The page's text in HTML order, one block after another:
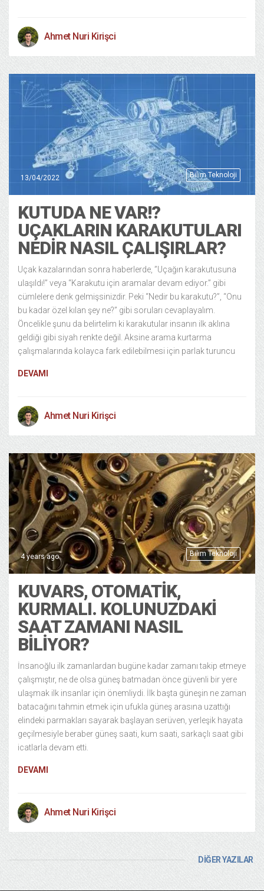
Ahmet Nuri Kirişci
Bilim Teknoloji
13/04/2022
KUTUDA NE VAR!?
UÇAKLARIN KARAKUTULARI
NEDIR NASIL ÇALIŞIRLAR?
Uçak kazalarından sonra haberlerde, ”Uçağın karakutusuna
ulaşıldı!” veya “Karakutu için aramalar devam ediyor.” gibi
cümlelere denk gelmişsinizdir. Peki “Nedir bu karakutu?”, “Onu
bu kadar özel kılan şey ne?” gibi soruları cevaplayalım.
Öncelikle şunu da belirtelim ki karakutular insanın ilk aklına
geldiği gibi siyah renkte değil. Aksine arama kurtarma
çalışmalarında kolayca fark edilebilmesi için parlak turuncu
DEVAMI
Ahmet Nuri Kirişci
Bilim Teknoloji
4 years ago
KUVARS, OTOMATIK,
KURMALI. KOLUNUZDAKI
SAAT ZAMANI NASIL
BILIYOR?
İnsanoğlu ilk zamanlardan bugüne kadar zamanı takip etmeye
çalışmıştır, ne de olsa güneş batmadan önce güvenli bir yere
ulaşmak ilk insanlar için önemliydi. İlk başta güneşin ne zaman
batacağını tahmin etmek için ufukla güneş arasına uzattığı
elindeki parmakları sayarak başlayan serüven, yerleşik hayata
geçilmesiyle beraber güneş saati, kum saati, sarkaçlı saat gibi
icatlarla devam etti.
DEVAMI
Ahmet Nuri Kirişci
DİĞER YAZILAR